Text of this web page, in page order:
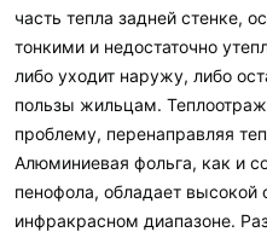
часть тепла задней стенке,
тонкими и недостаточно
либо уходит наружу, либо
пользы жильцам.
проблему, перенаправляя
Алюминиевая фольга, как и
пенофола, обладает
инфракрасном диапазоне.